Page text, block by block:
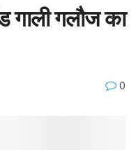
गाली गलौज का
0